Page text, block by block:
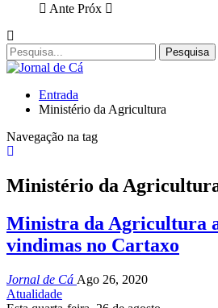
Ante Próx
Entrada
Ministério da Agricultura
Navegação na tag
Ministério da
Ministra da Agricultura
vindimas no Cartaxo
Jornal de Cá Ago 26, 2020
Atualidade